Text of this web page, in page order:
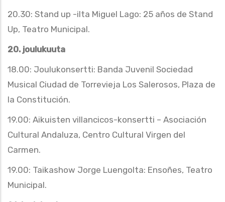
20.30: Stand up -ilta Miguel Lago: 25 años de Stand
Up, Teatro Municipal.
20. joulukuuta
18.00: Joulukonsertti: Banda Juvenil Sociedad
Musical Ciudad de Torrevieja Los Salerosos, Plaza de
la Constitución.
19.00: Aikuisten villancicos-konsertti – Asociación
Cultural Andaluza, Centro Cultural Virgen del
Carmen.
19.00: Taikashow Jorge Luengolta: Ensoñes, Teatro
Municipal.